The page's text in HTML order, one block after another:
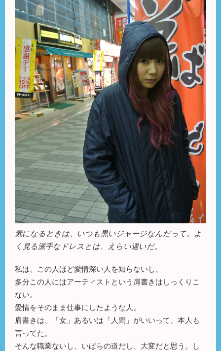
素になるときは、いつも黒いジャージなんだって。よ
く見る派手なドレスとは、えらい違いだ。
私は、この人ほど愛情深い人を知らないし、
多分この人にはアーティストという肩書きはしっくりこ
ない。
愛情をそのまま仕事にしたような人。
肩書きは、「女」あるいは「人間」がいいって、本人も
言ってた。
そんな職業ないし、いばらの道だし、大変だと思う。し